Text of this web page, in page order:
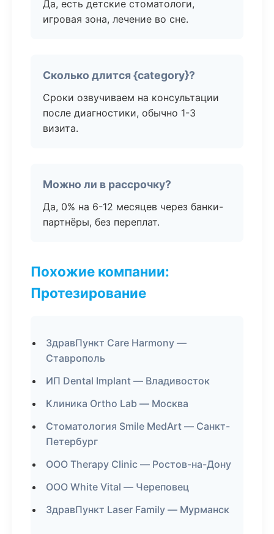
Да, есть детские стоматологи,
игровая зона, лечение во сне.
Сколько длится {category}?
Сроки озвучиваем на консультации
после диагностики, обычно 1-3
визита.
Можно ли в рассрочку?
Да, 0% на 6-12 месяцев через банки-
партнёры, без переплат.
Похожие компании:
Протезирование
ЗдравПункт Care Harmony —
Ставрополь
ИП Dental Implant — Владивосток
Клиника Ortho Lab — Москва
Стоматология Smile MedArt — Санкт-
Петербург
ООО Therapy Clinic — Ростов-на-Дону
ООО White Vital — Череповец
ЗдравПункт Laser Family — Мурманск